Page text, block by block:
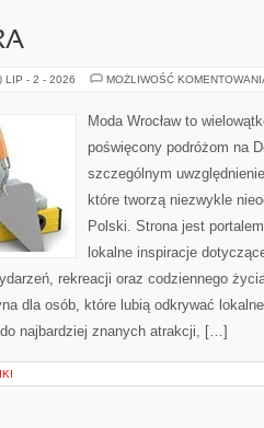
LIP - 2 - 2026 MOŻLIWOŚĆ
Moda Wrocław to
poświęcony podróżom na
szczególnym
które tworzą niezwykle
Polski. Strona jest
lokalne inspiracje
rekreacji oraz codziennego
dla osób, które lubią odkrywać
najbardziej znanych atrakcji, […]